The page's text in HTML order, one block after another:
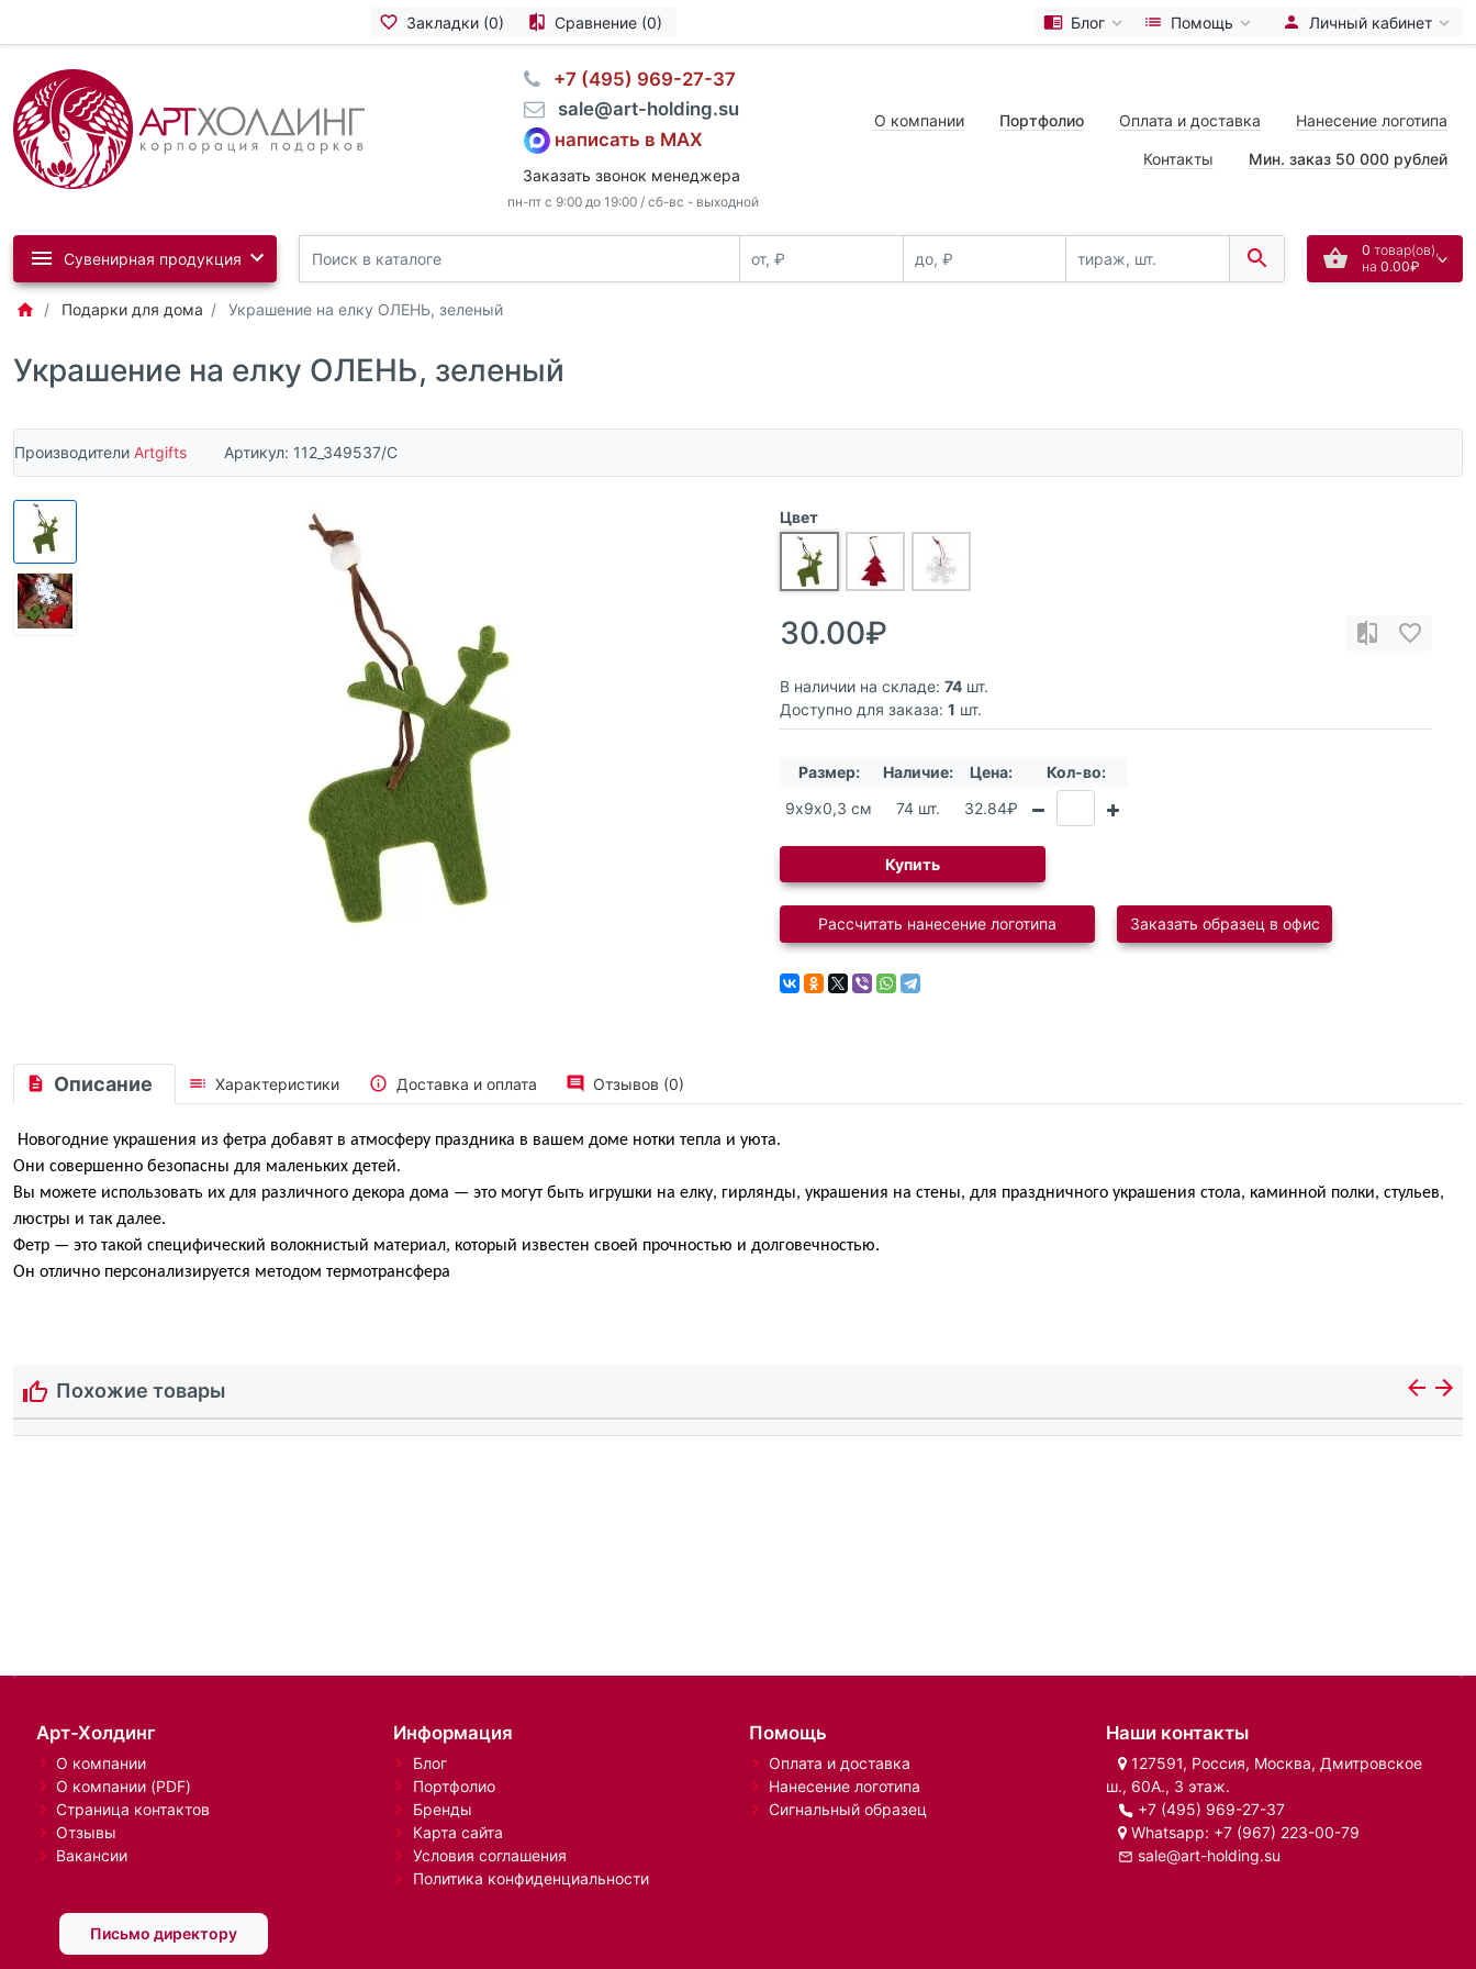
Закладки (0) Сравнение (0) Блог Помощь Личный кабинет
⠀+7 (495) 969-27-37
⠀sale@art-holding.su
написать в MAX
Заказать звонок менеджера
пн-пт с 9:00 до 19:00 / сб-вс - выходной
О компании Портфолио Оплата и доставка Нанесение логотипа
Контакты Мин. заказ 50 000 рублей
0 товар(ов),
на 0.00₽
Сувенирная продукция
Подарки для дома Украшение на елку ОЛЕНЬ, зеленый
Украшение на елку ОЛЕНЬ, зеленый
Производители Artgifts Артикул: 112_349537/C
Цвет
30.00₽
В наличии на складе: 74 шт.
Доступно для заказа: 1 шт.
Размер: Наличие: Цена:
Кол-во:
9х9х0,3 см
74 шт. 32.84₽
Купить
Рассчитать нанесение логотипа Заказать образец в офис
Описание Характеристики Доставка и оплата Отзывов (0)
Новогодние украшения из фетра добавят в атмосферу праздника в вашем доме нотки тепла и уюта.
Они совершенно безопасны для маленьких детей.
Вы можете использовать их для различного декора дома — это могут быть игрушки на елку, гирлянды, украшения на стены, для праздничного украшения стола, каминной полки, стульев,
люстры и так далее.
Фетр — это такой специфический волокнистый материал, который известен своей прочностью и долговечностью.
Он отлично персонализируется методом термотрансфера
Похожие товары
Арт-Холдинг
О компании
О компании (PDF)
Страница контактов
Отзывы
Вакансии
Письмо директору
Информация
Блог
Портфолио
Бренды
Карта сайта
Условия соглашения
Политика конфиденциальности
Помощь
Оплата и доставка
Нанесение логотипа
Сигнальный образец
Наши контакты
127591, Россия, Москва, Дмитровское
ш., 60А., 3 этаж.
+7 (495) 969-27-37
Whatsapp: +7 (967) 223-00-79
sale@art-holding.su